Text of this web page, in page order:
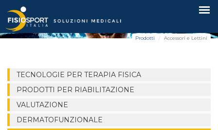
Accessori e Lettini
Prodotti Accessori e Lettini
TECNOLOGIE PER TERAPIA FISICA
PRODOTTI PER RIABILITAZIONE
VALUTAZIONE
DERMATOFUNZIONALE